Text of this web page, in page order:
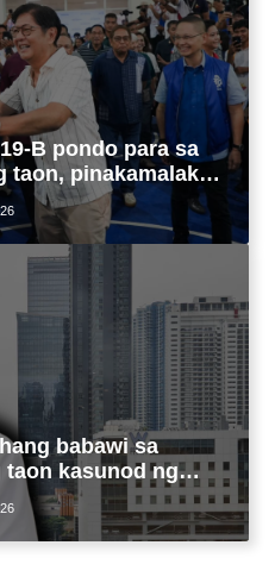
B pondo para sa
taon, pinakamalaki
babawi sa
kasunod ng
East war,
construction